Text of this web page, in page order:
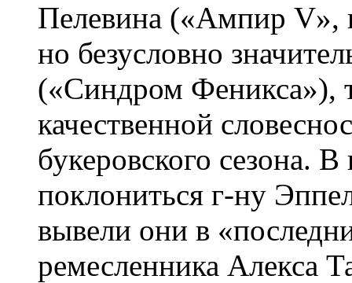
Пелевина («Ампир V»,
но безусловно
(«Синдром Феникса»),
качественной
букеровского сезона.
поклониться г-ну
вывели они в
ремесленника Алекса